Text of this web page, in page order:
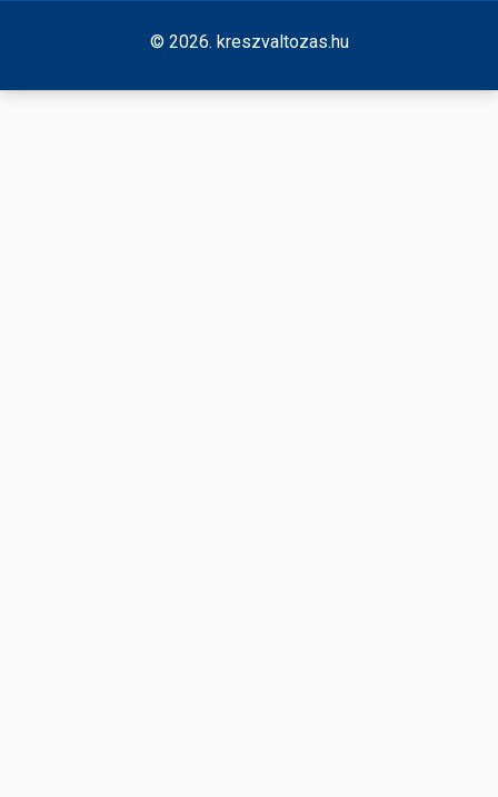
© 2026. kreszvaltozas.hu